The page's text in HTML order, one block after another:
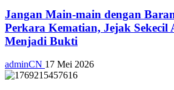
Jangan Main-main dengan
Perkara Kematian, Jejak Sekecil
Menjadi Bukti
adminCN 17 Mei 2026